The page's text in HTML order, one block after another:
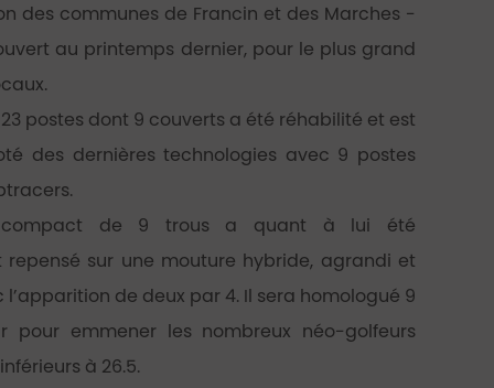
des communes de Francin et des Marches -
au printemps dernier, pour le plus grand
postes dont 9 couverts a été réhabilité et est
des dernières technologies avec 9 postes
compact de 9 trous a quant à lui été
sur une mouture hybride, agrandi et
de deux par 4. Il sera homologué 9
pour emmener les nombreux néo-golfeurs
à 26.5.